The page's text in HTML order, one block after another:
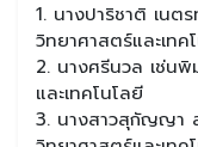
1. นางปาริชาติ เนต
วิทยาศาสตร์และเทค
2. นางศรีนวล เช่นพิ
และเทคโนโลยี
3. นางสาวสุกัญญา